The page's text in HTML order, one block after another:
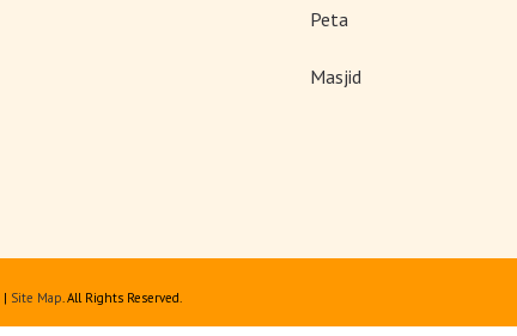
Peta
Masjid
| Site Map . All Rights Reserved.